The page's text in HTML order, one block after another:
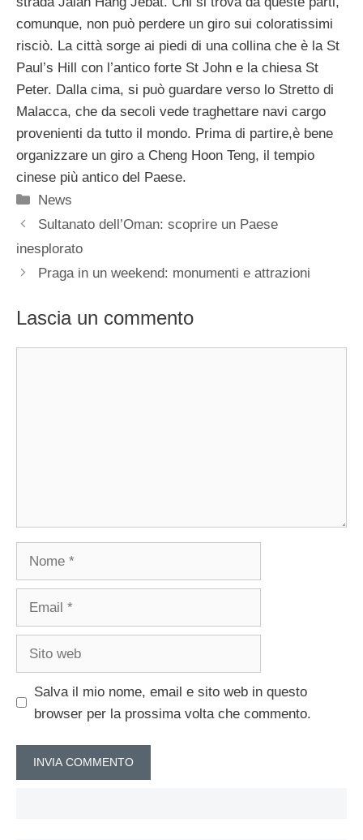
comunque, non può perdere un giro sui coloratissimi
risciò. La città sorge ai piedi di una collina che è la St
Paul’s Hill con l’antico forte St John e la chiesa St
Peter. Dalla cima, si può guardare verso lo Stretto di
Malacca, che da secoli vede traghettare navi cargo
provenienti da tutto il mondo. Prima di partire,è bene
organizzare un giro a Cheng Hoon Teng, il tempio
cinese più antico del Paese.
Categorie
News
Sultanato dell’Oman: scoprire un Paese
inesplorato
Praga in un weekend: monumenti e attrazioni
Lascia un commento
Salva il mio nome, email e sito web in questo
browser per la prossima volta che commento.